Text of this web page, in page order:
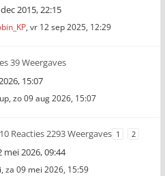
2015, 22:15
, vr 12 sep 2025, 12:29
39 Weergaves
15:07
, zo 09 aug 2026, 15:07
10 Reacties 2293 Weergaves 1 2
mei 2026, 09:44
, za 09 mei 2026, 15:59